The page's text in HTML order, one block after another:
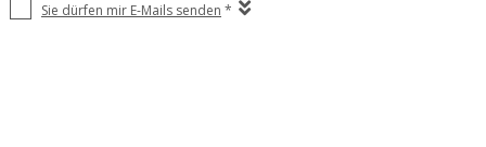
Sie dürfen mir E-Mails senden *